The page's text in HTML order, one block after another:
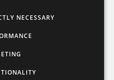
Bedingungen & Konditionen
Cookie-Richtlinie
NECESSARY